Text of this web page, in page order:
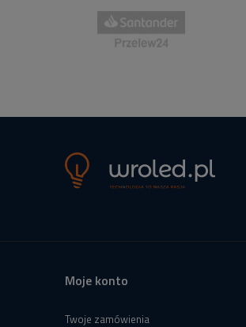
Moje konto
Twoje zamówienia